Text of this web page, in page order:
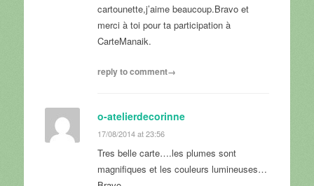
cartounette,j’aime beaucoup.Bravo et
merci à toi pour ta participation à
CarteManaik.
reply to comment→
o-atelierdecorinne
17/08/2014 at 23:56
Tres belle carte….les plumes sont
magnifiques et les couleurs lumineuses…